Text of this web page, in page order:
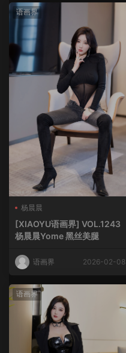
语画界
杨晨晨
[XIAOYU语画界] VOL.1243
杨晨晨Yome 黑丝美腿
语画界 2026-02-08
语画界